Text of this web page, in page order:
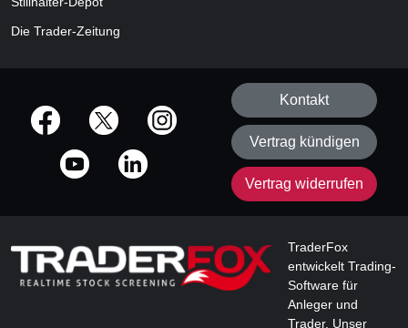
Die Trader-Zeitung
offizielle Social Media-Accounts
Kontakt
Vertrag kündigen
Vertrag widerrufen
TraderFox
entwickelt Trading-
Software für
Anleger und
Trader. Unser